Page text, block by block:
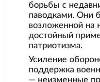
борьбы с
паводками. Они
возложенной на
достойный
патриотизма.
Усиление
поддержка
— неизменные